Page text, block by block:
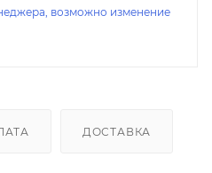
возможно изменение
ДОСТАВКА